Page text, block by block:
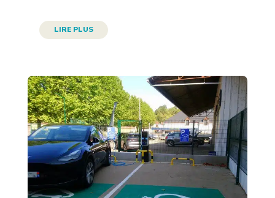
LIRE PLUS